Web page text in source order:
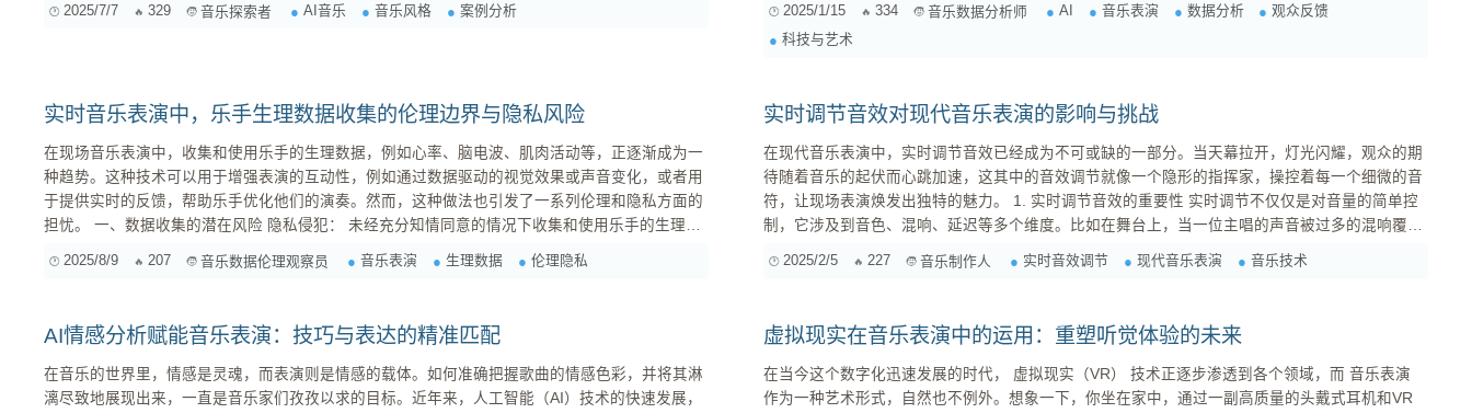
2025/7/7 329 音乐探索者 AI音乐 音乐风格 案例分析
见和建议。问卷设计需...
2025/1/15 334 音乐数据分析师 AI 音乐表演 数据分析
观众反馈
科技与艺术
实时音乐表演中，乐手生理数据收集的伦理边界与隐私风险
在现场音乐表演中，收集和使用乐手的生理数据，例如心率、脑电波、肌肉活动等，正逐渐成为一
种趋势。这种技术可以用于增强表演的互动性，例如通过数据驱动的视觉效果或声音变化，或者用
于提供实时的反馈，帮助乐手优化他们的演奏。然而，这种做法也引发了一系列伦理和隐私方面的
担忧。 一、数据收集的潜在风险 隐私侵犯： 未经充分知情同意的情况下收集和使用乐手的生理数
据，构成了对其个人隐私的侵犯。这些数据可能揭示乐手的情绪状态、健康状况甚至潜在的心理问
题。如果数据被不当使用或泄露，可能会对乐手造成...
2025/8/9 207 音乐数据伦理观察员 音乐表演 生理数据 伦理隐私
实时调节音效对现代音乐表演的影响与挑战
在现代音乐表演中，实时调节音效已经成为不可或缺的一部分。当天幕拉开，灯光闪耀，观众的期
待随着音乐的起伏而心跳加速，这其中的音效调节就像一个隐形的指挥家，操控着每一个细微的音
符，让现场表演焕发出独特的魅力。 1. 实时调节音效的重要性 实时调节不仅仅是对音量的简单控
制，它涉及到音色、混响、延迟等多个维度。比如在舞台上，当一位主唱的声音被过多的混响覆盖
时，听众可能会感到迷失，无法清晰地捕捉到歌词中的情感。因此，在快速的表演中，音响师需要
具备敏锐的听觉和灵活的操作能力，迅速做出反馈。 2. 挑战与技术的融合 随着电子音乐的兴起，
2025/2/5 227 音乐制作人 实时音效调节 现代音乐表演 音乐技术
AI情感分析赋能音乐表演：技巧与表达的精准匹配
在音乐的世界里，情感是灵魂，而表演则是情感的载体。如何准确把握歌曲的情感色彩，并将其淋
漓尽致地展现出来，一直是音乐家们孜孜以求的目标。近年来，人工智能（AI）技术的快速发展，
虚拟现实在音乐表演中的运用：重塑听觉体验的未来
在当今这个数字化迅速发展的时代， 虚拟现实（VR） 技术正逐步渗透到各个领域，而 音乐表演
作为一种艺术形式，自然也不例外。想象一下，你坐在家中，通过一副高质量的头戴式耳机和VR